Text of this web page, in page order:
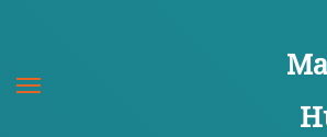
springen